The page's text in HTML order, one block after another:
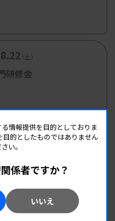
（土）
研修会
情報提供を目的としておりま
的としたものではありません
い。
係者ですか？
いいえ